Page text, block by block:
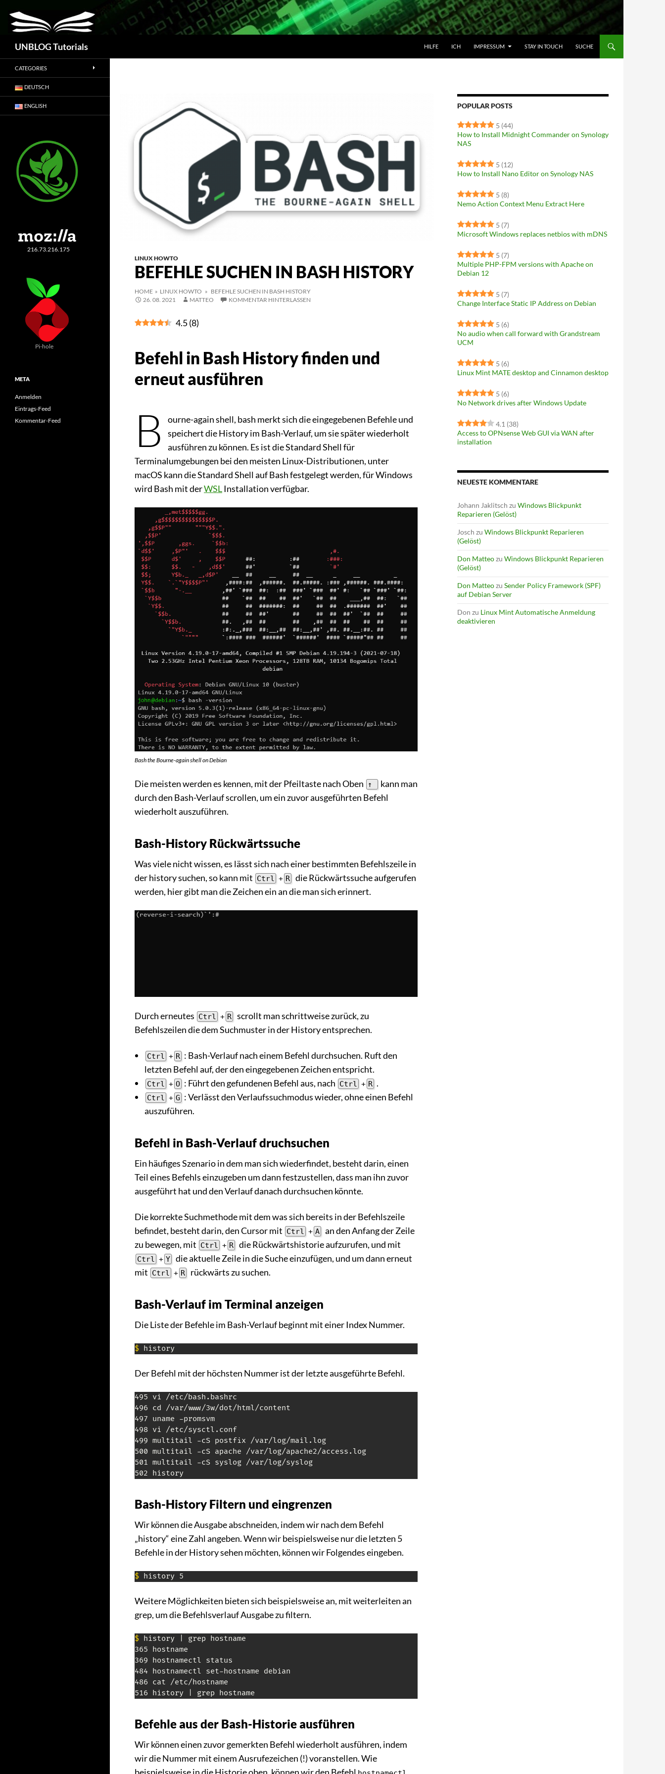
UNBLOG Tutorials
Suchen
HILFE
ICH IMPRESSUM STAY IN TOUCH SUCHE
LINUX HOWTO
BEFEHLE SUCHEN IN BASH HISTORY
HOME » LINUX HOWTO » BEFEHLE SUCHEN IN BASH HISTORY
26. 08. 2021
MATTEO KOMMENTAR HINTERLASSEN
4.5(8)
Befehl in Bash History finden und
erneut ausführen
B
ourne-again shell, bash merkt sich die eingegebenen Befehle und
speichert die History im Bash-Verlauf, um sie später wiederholt
ausführen zu können. Es ist die Standard Shell für
Terminalumgebungen bei den meisten Linux-Distributionen, unter
macOS kann die Standard Shell auf Bash festgelegt werden, für Windows
wird Bash mit derWSLInstallation verfügbar.
Bash the Bourne-again shell on Debian
Die meisten werden es kennen, mit der Pfeiltaste nach Oben ↑
kann man
durch den Bash-Verlauf scrollen, um ein zuvor ausgeführten Befehl
wiederholt auszuführen.
Bash-History Rückwärtssuche
Was viele nicht wissen, es lässt sich nach einer bestimmten Befehlszeile in
der history suchen, so kann mit Ctrl + R
die Rückwärtssuche aufgerufen
werden, hier gibt man die Zeichen ein an die man sich erinnert.
Durch erneutes Ctrl + R
scrollt man schrittweise zurück, zu
Befehlszeilen die dem Suchmuster in der History entsprechen.
Ctrl + R : Bash-Verlauf nach einem Befehl durchsuchen. Ruft den
letzten Befehl auf, der den eingegebenen Zeichen entspricht.
Ctrl + O : Führt den gefundenen Befehl aus, nach Ctrl + R .
Ctrl + G : Verlässt den Verlaufssuchmodus wieder, ohne einen Befehl
auszuführen.
Befehl in Bash-Verlauf druchsuchen
Ein häufiges Szenario in dem man sich wiederfindet, besteht darin, einen
Teil eines Befehls einzugeben um dann festzustellen, dass man ihn zuvor
ausgeführt hat und den Verlauf danach durchsuchen könnte.
Die korrekte Suchmethode mit dem was sich bereits in der Befehlszeile
befindet, besteht darin, den Cursor mit Ctrl + A
an den Anfang der Zeile
zu bewegen, mit Ctrl + R die Rückwärtshistorie aufzurufen, und mit
Ctrl + Y
die aktuelle Zeile in die Suche einzufügen, und um dann erneut
mit Ctrl + R rückwärts zu suchen.
Bash-Verlauf im Terminal anzeigen
Die Liste der Befehle im Bash-Verlauf beginnt mit einer Index Nummer.
$ history
Der Befehl mit der höchsten Nummer ist der letzte ausgeführte Befehl.
495 vi /etc/bash.bashrc
496 cd /var/www/3w/dot/html/content
497 uname -promsvm
498 vi /etc/sysctl.conf
499 multitail -cS postfix /var/log/mail.log
500 multitail -cS apache /var/log/apache2/access.log
501 multitail -cS syslog /var/log/syslog
502 history
Bash-History Filtern und eingrenzen
Wir können die Ausgabe abschneiden, indem wir nach dem Befehl
„history“ eine Zahl angeben. Wenn wir beispielsweise nur die letzten 5
Befehle in der History sehen möchten, können wir Folgendes eingeben.
$ history 5
Weitere Möglichkeiten bieten sich beispielsweise an, mit weiterleiten an
grep, um die Befehlsverlauf Ausgabe zu filtern.
$ history | grep hostname
365 hostname
369 hostnamectl status
484 hostnamectl set-hostname debian
486 cat /etc/hostname
516 history | grep hostname
Befehle aus der Bash-Historie ausführen
Wir können einen zuvor gemerkten Befehl wiederholt ausführen, indem
wir die Nummer mit einem Ausrufezeichen (!) voranstellen. Wie
POPULAR POSTS
5 (44)
How to Install Midnight Commander on Synology
NAS
5 (12)
How to Install Nano Editor on Synology NAS
5 (8)
Nemo Action Context Menu Extract Here
5 (7)
Microsoft Windows replaces netbios with mDNS
5 (7)
Multiple PHP-FPM versions with Apache on
Debian 12
5 (7)
Change Interface Static IP Address on Debian
5 (6)
No audio when call forward with Grandstream
UCM
5 (6)
Linux Mint MATE desktop and Cinnamon desktop
5 (6)
No Network drives after Windows Update
4.1 (38)
Access to OPNsense Web GUI via WAN after
installation
NEUESTE KOMMENTARE
Johann Jaklitsch zu Windows Blickpunkt
Reparieren (Gelöst)
Josch zu Windows Blickpunkt Reparieren
(Gelöst)
Don Matteozu Windows Blickpunkt Reparieren
(Gelöst)
Don Matteozu Sender Policy Framework (SPF)
auf Debian Server
Don zu Linux Mint Automatische Anmeldung
deaktivieren
CATEGORIES
DEUTSCH
ENGLISH
216.73.216.175
Pi-hole
META
Anmelden
Eintrags-Feed
Kommentar-Feed